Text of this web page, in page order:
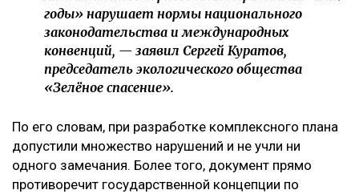
годы» нарушает нормы национального
законодательства и международных
конвенций, — заявил Сергей Куратов,
председатель экологического общества
«Зелёное спасение».
По его словам, при разработке комплексного плана
допустили множество нарушений и не учли ни
одного замечания. Более того, документ прямо
противоречит государственной концепции по